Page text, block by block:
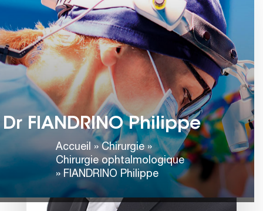
Dr FIANDRINO Philippe
Accueil » Chirurgie»
Chirurgie ophtalmologique
» FIANDRINO Philippe